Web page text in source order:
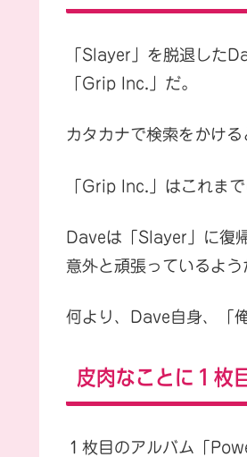
「Slayer」を脱退した
「Grip Inc.」だ。
カタカナで検索をかけ
「Grip Inc.」はこれま
Daveは「Slayer」に復
意外と頑張っているよう
何より、Dave自身、「
皮肉なことに１枚
１枚目のアルバム「